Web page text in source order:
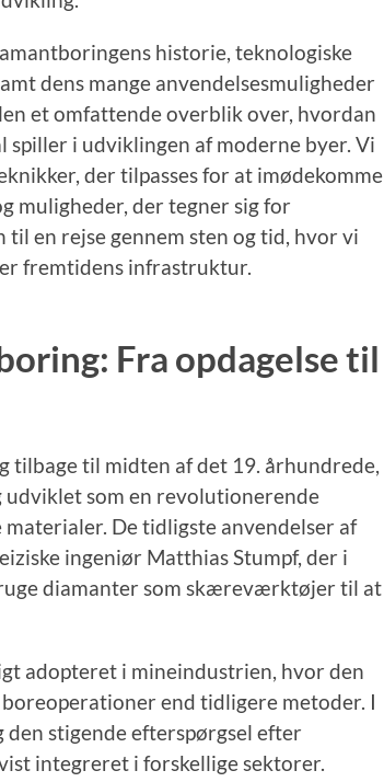
historie, teknologiske
dens mange anvendelsesmuligheder
et omfattende overblik over, hvordan
i udviklingen af moderne byer. Vi
der tilpasses for at imødekomme
muligheder, der tegner sig for
en rejse gennem sten og tid, hvor vi
fremtidens infrastruktur.
Fra opdagelse til
til midten af det 19. århundrede,
som en revolutionerende
De tidligste anvendelser af
ingeniør Matthias Stumpf, der i
diamanter som skæreværktøjer til at
adopteret i mineindustrien, hvor den
end tidligere metoder. I
stigende efterspørgsel efter
integreret i forskellige sektorer.